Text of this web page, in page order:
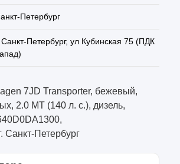
Петербург
Санкт-Петербург, ул Кубинская 75 (ПДК
7JD Transporter, бежевый,
2.0 MT (140 л. с.), дизель,
Санкт-Петербург